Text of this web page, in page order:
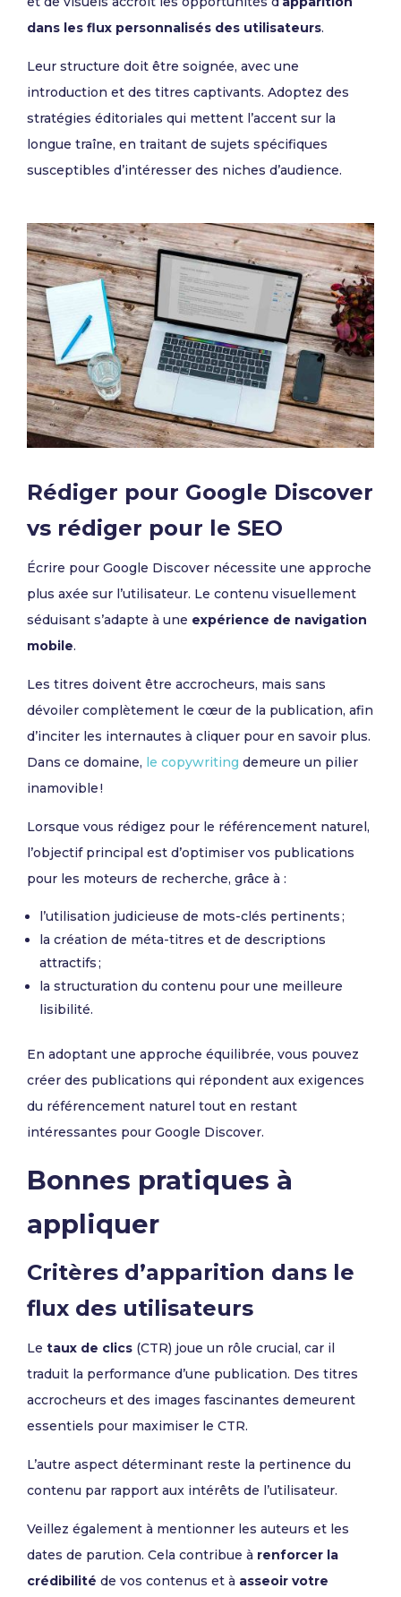
dans les flux personnalisés des utilisateurs.
Leur structure doit être soignée, avec une
introduction et des titres captivants. Adoptez des
stratégies éditoriales qui mettent l’accent sur la
longue traîne, en traitant de sujets spécifiques
susceptibles d’intéresser des niches d’audience.
Rédiger pour Google Discover
vs rédiger pour le SEO
Écrire pour Google Discover nécessite une approche
plus axée sur l’utilisateur. Le contenu visuellement
séduisant s’adapte à une expérience de navigation
mobile.
Les titres doivent être accrocheurs, mais sans
dévoiler complètement le cœur de la publication, afin
d’inciter les internautes à cliquer pour en savoir plus.
Dans ce domaine, le copywriting demeure un pilier
inamovible !
Lorsque vous rédigez pour le référencement naturel,
l’objectif principal est d’optimiser vos publications
pour les moteurs de recherche, grâce à :
l’utilisation judicieuse de mots-clés pertinents ;
la création de méta-titres et de descriptions
attractifs ;
la structuration du contenu pour une meilleure
lisibilité.
En adoptant une approche équilibrée, vous pouvez
créer des publications qui répondent aux exigences
du référencement naturel tout en restant
intéressantes pour Google Discover.
Bonnes pratiques à
appliquer
Critères d’apparition dans le
flux des utilisateurs
Le taux de clics (CTR) joue un rôle crucial, car il
traduit la performance d’une publication. Des titres
accrocheurs et des images fascinantes demeurent
essentiels pour maximiser le CTR.
L’autre aspect déterminant reste la pertinence du
contenu par rapport aux intérêts de l’utilisateur.
Veillez également à mentionner les auteurs et les
dates de parution. Cela contribue à renforcer la
crédibilité de vos contenus et à asseoir votre